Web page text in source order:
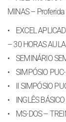
MINAS –
• EXCEL
– 30 HORAS
• SEMINÁRIO
• SIMPÓSIO
• II SIMPÓSIO
• INGLÊS BÁSICO
• MS-DOS –